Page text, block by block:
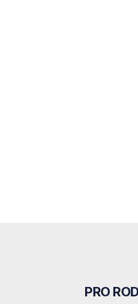
PRO